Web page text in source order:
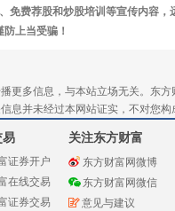
免费荐股和炒股培训等宣传内容
上当受骗！
更多信息，与本站立场无关。东
息并未经过本网站证实，不对您
易
证券开户
在线交易
证券交易
关注东方财富
东方财富网微博
东方财富网微信
意见与建议